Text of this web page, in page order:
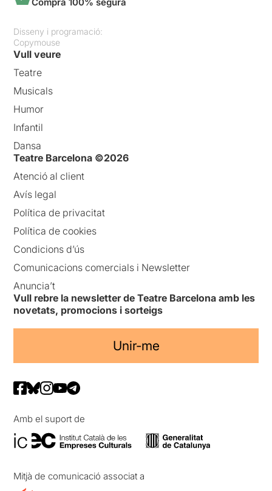
Disseny i programació:
Copymouse
Vull veure
Teatre
Musicals
Humor
Infantil
Dansa
Teatre Barcelona ©2026
Atenció al client
Avís legal
Política de privacitat
Política de cookies
Condicions d’ús
Comunicacions comercials i Newsletter
Anuncia’t
Vull rebre la newsletter de Teatre Barcelona amb les
novetats, promocions i sorteigs
Unir-me
Amb el suport de
Mitjà de comunicació associat a